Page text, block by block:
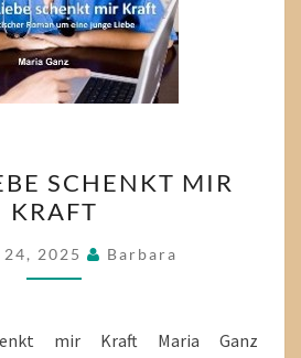
LIEBE
SCHENKT
MIR
KRAFT
SCHENKT MIR
KRAFT
2025 Barbara
mir Kraft Maria Ganz